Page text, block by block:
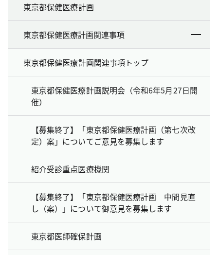
東京都保健医療計画
東京都保健医療計画関連事項
東京都保健医療計画関連事項トップ
東京都保健医療計画説明会（令和6年5月27日開
催）
【募集終了】「東京都保健医療計画（第七次改
定）案」についてご意見を募集します
紹介受診重点医療機関
【募集終了】「東京都保健医療計画 中間見直
し（案）」について御意見を募集します
東京都医師確保計画